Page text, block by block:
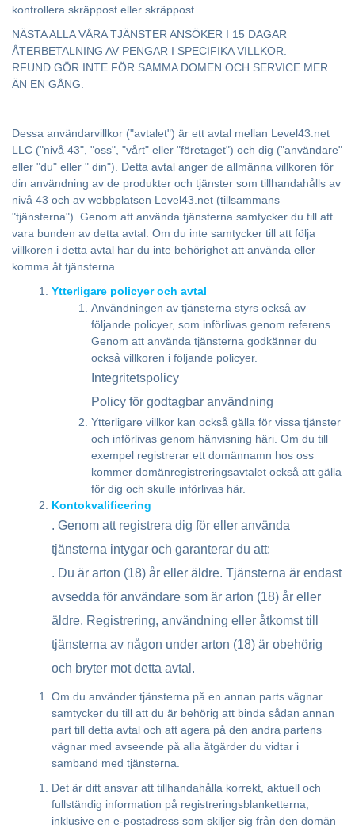
kontrollera skräppost eller skräppost.
NÄSTA ALLA VÅRA TJÄNSTER ANSÖKER I 15 DAGAR
ÅTERBETALNING AV PENGAR I SPECIFIKA VILLKOR.
RFUND GÖR INTE FÖR SAMMA DOMEN OCH SERVICE MER
ÄN EN GÅNG.
Dessa användarvillkor ("avtalet") är ett avtal mellan Level43.net
LLC ("nivå 43", "oss", "vårt" eller "företaget") och dig ("användare"
eller "du" eller " din"). Detta avtal anger de allmänna villkoren för
din användning av de produkter och tjänster som tillhandahålls av
nivå 43 och av webbplatsen Level43.net (tillsammans
"tjänsterna"). Genom att använda tjänsterna samtycker du till att
vara bunden av detta avtal. Om du inte samtycker till att följa
villkoren i detta avtal har du inte behörighet att använda eller
komma åt tjänsterna.
Ytterligare policyer och avtal
Användningen av tjänsterna styrs också av
följande policyer, som införlivas genom referens.
Genom att använda tjänsterna godkänner du
också villkoren i följande policyer.
Integritetspolicy
Policy för godtagbar användning
Ytterligare villkor kan också gälla för vissa tjänster
och införlivas genom hänvisning häri. Om du till
exempel registrerar ett domännamn hos oss
kommer domänregistreringsavtalet också att gälla
för dig och skulle införlivas här.
Kontokvalificering
. Genom att registrera dig för eller använda
tjänsterna intygar och garanterar du att:
. Du är arton (18) år eller äldre. Tjänsterna är endast
avsedda för användare som är arton (18) år eller
äldre. Registrering, användning eller åtkomst till
tjänsterna av någon under arton (18) är obehörig
och bryter mot detta avtal.
Om du använder tjänsterna på en annan parts vägnar
samtycker du till att du är behörig att binda sådan annan
part till detta avtal och att agera på den andra partens
vägnar med avseende på alla åtgärder du vidtar i
samband med tjänsterna.
Det är ditt ansvar att tillhandahålla korrekt, aktuell och
fullständig information på registreringsblanketterna,
inklusive en e-postadress som skiljer sig från den domän